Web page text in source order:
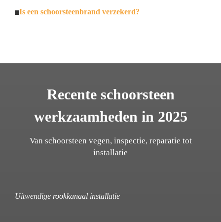
Is een schoorsteenbrand verzekerd?
Recente schoorsteen
werkzaamheden in 2025
Van schoorsteen vegen, inspectie, reparatie tot
installatie
Uitwendige rookkanaal installatie